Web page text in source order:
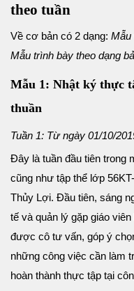
theo tuần
Về cơ bản có 2 dạng: Mẫu
Mẫu trình bày theo dạng
Mẫu 1: Nhật ký thực
thuần
Tuần 1: Từ ngày 01/10/
Đây là tuần đầu tiên trong
cũng như tập thể lớp
Thủy Lợi. Đầu tiên, sáng
tế và quản lý gặp giáo
được cô tư vấn, góp ý
những công việc cần làm
hoàn thành thực tập tại